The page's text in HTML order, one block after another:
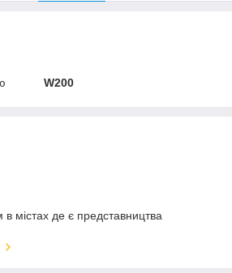
W200
в містах де є представництва